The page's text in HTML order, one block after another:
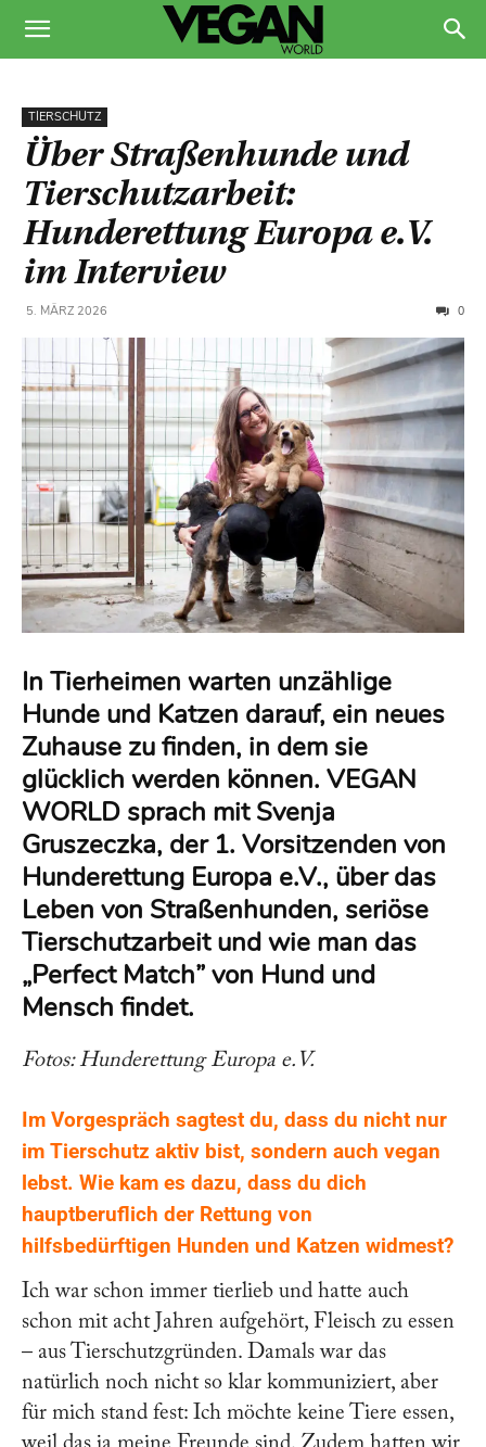
TIERSCHUTZ
Über Straßenhunde und
Tierschutzarbeit:
Hunderettung Europa e.V.
im Interview
5. MÄRZ 2026 0
In Tierheimen warten unzählige
Hunde und Katzen darauf, ein neues
Zuhause zu finden, in dem sie
glücklich werden können. VEGAN
WORLD sprach mit Svenja
Gruszeczka, der 1. Vorsitzenden von
Hunderettung Europa e.V., über das
Leben von Straßenhunden, seriöse
Tierschutzarbeit und wie man das
„Perfect Match” von Hund und
Mensch findet.
Fotos: Hunderettung Europa e.V.
Im Vorgespräch sagtest du, dass du nicht nur
im Tierschutz aktiv bist, sondern auch vegan
lebst. Wie kam es dazu, dass du dich
hauptberuflich der Rettung von
hilfsbedürftigen Hunden und Katzen widmest?
Ich war schon immer tierlieb und hatte auch
schon mit acht Jahren aufgehört, Fleisch zu essen
– aus Tierschutzgründen. Damals war das
natürlich noch nicht so klar kommuniziert, aber
für mich stand fest: Ich möchte keine Tiere essen,